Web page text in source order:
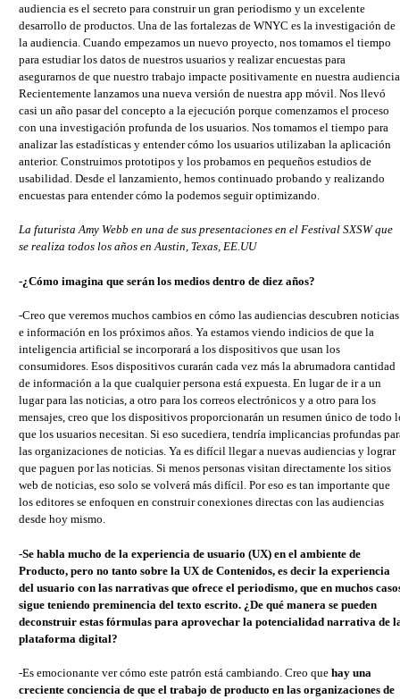
audiencia es el secreto para construir un gran periodismo y un excelente
desarrollo de productos. Una de las fortalezas de WNYC es la investigación de
la audiencia. Cuando empezamos un nuevo proyecto, nos tomamos el tiempo
para estudiar los datos de nuestros usuarios y realizar encuestas para
asegurarnos de que nuestro trabajo impacte positivamente en nuestra
Recientemente lanzamos una nueva versión de nuestra app móvil. Nos llevó
casi un año pasar del concepto a la ejecución porque comenzamos el proceso
con una investigación profunda de los usuarios. Nos tomamos el tiempo para
analizar las estadísticas y entender cómo los usuarios utilizaban la aplicación
anterior. Construimos prototipos y los probamos en pequeños estudios de
usabilidad. Desde el lanzamiento, hemos continuado probando y realizando
encuestas para entender cómo la podemos seguir optimizando.
La futurista Amy Webb en una de sus presentaciones en el Festival SXSW que
se realiza todos los años en Austin, Texas, EE.UU
-¿Cómo imagina que serán los medios dentro de diez años?
-Creo que veremos muchos cambios en cómo las audiencias descubren noticias
e información en los próximos años. Ya estamos viendo indicios de que la
inteligencia artificial se incorporará a los dispositivos que usan los
consumidores. Esos dispositivos curarán cada vez más la abrumadora cantidad
de información a la que cualquier persona está expuesta. En lugar de ir a un
lugar para las noticias, a otro para los correos electrónicos y a otro para los
mensajes, creo que los dispositivos proporcionarán un resumen único de todo
que los usuarios necesitan. Si eso sucediera, tendría implicancias profundas
las organizaciones de noticias. Ya es difícil llegar a nuevas audiencias y lograr
que paguen por las noticias. Si menos personas visitan directamente los sitios
web de noticias, eso solo se volverá más difícil. Por eso es tan importante que
los editores se enfoquen en construir conexiones directas con las audiencias
desde hoy mismo.
-Se habla mucho de la experiencia de usuario (UX) en el ambiente de
Producto, pero no tanto sobre la UX de Contenidos, es decir la experiencia
del usuario con las narrativas que ofrece el periodismo, que en muchos
sigue teniendo preminencia del texto escrito. ¿De qué manera se pueden
deconstruir estas fórmulas para aprovechar la potencialidad narrativa de
plataforma digital?
-Es emocionante ver cómo este patrón está cambiando. Creo que hay una
creciente conciencia de que el trabajo de producto en las organizaciones de